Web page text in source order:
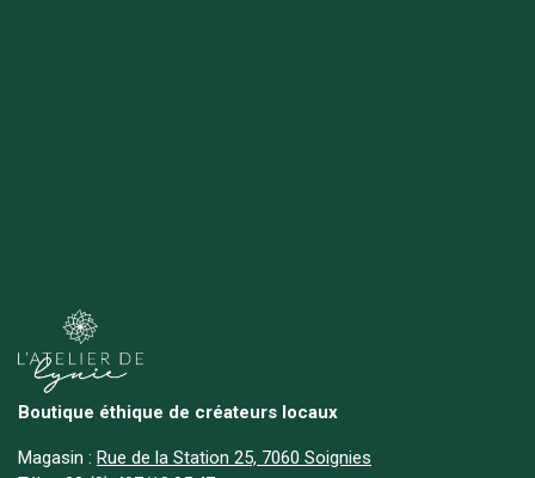
Boutique éthique de créateurs locaux
Magasin : Rue de la Station 25, 7060 Soignies